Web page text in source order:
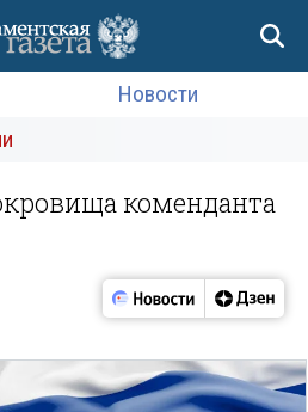
Новости
коменданта